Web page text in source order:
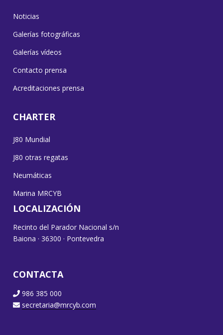
Noticias
Galerías fotográficas
Galerías vídeos
Contacto prensa
Acreditaciones prensa
CHARTER
J80 Mundial
J80 otras regatas
Neumáticas
Marina MRCYB
LOCALIZACIÓN
Recinto del Parador Nacional s/n
Baiona · 36300 · Pontevedra
CONTACTA
986 385 000
secretaria@mrcyb.com